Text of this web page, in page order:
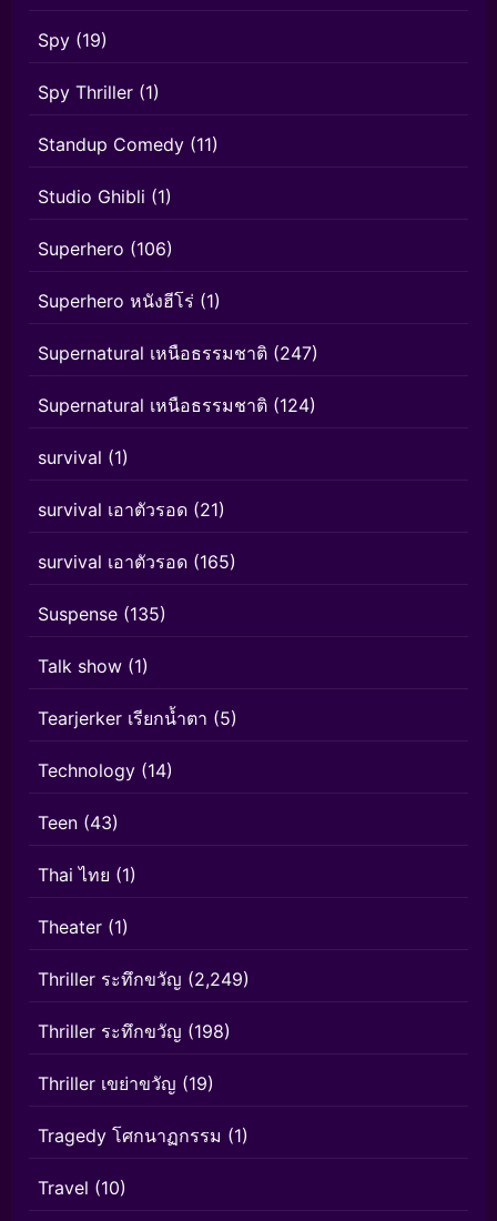
Spy (19)
Spy Thriller (1)
Standup Comedy (11)
Studio Ghibli (1)
Superhero (106)
Superhero หนังฮีโร่ (1)
Supernatural เหนือธรรมชาติ (247)
Supernatural เหนือธรรมชาติ (124)
survival (1)
survival เอาตัวรอด (21)
survival เอาตัวรอด (165)
Suspense (135)
Talk show (1)
Tearjerker เรียกน้ำตา (5)
Technology (14)
Teen (43)
Thai ไทย (1)
Theater (1)
Thriller ระทึกขวัญ (2,249)
Thriller ระทึกขวัญ (198)
Thriller เขย่าขวัญ (19)
Tragedy โศกนาฏกรรม (1)
Travel (10)